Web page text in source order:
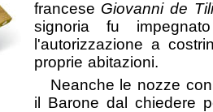
francese Giovanni de
signoria fu
l'autorizzazione a
proprie abitazioni.
Neanche le nozze
il Barone dal chiedere